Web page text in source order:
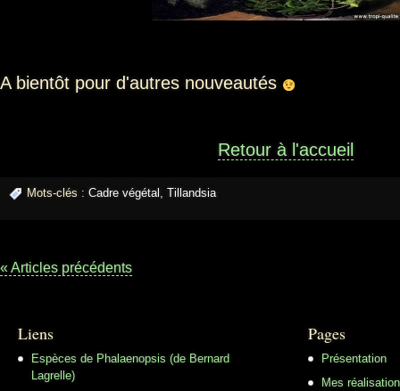
A bientôt pour d'autres nouveautés
Retour à l'accueil
Mots-clés : Cadre végétal , Tillandsia
« Articles précédents
Liens
Espèces de Phalaenopsis (de Bernard
Lagrelle)
Pages
Présentation
Mes